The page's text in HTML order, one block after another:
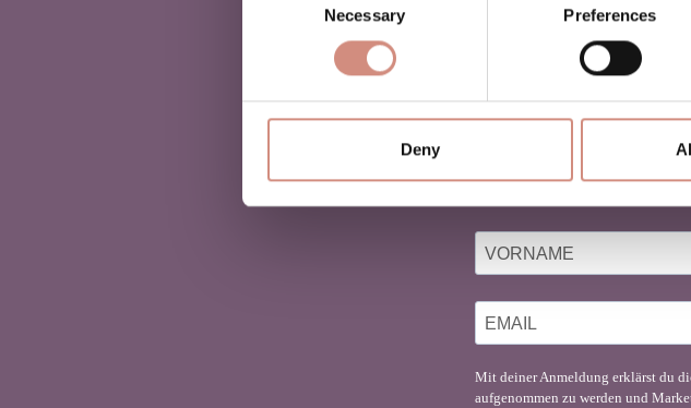
Necessary Preferences
Deny
Mit deiner Anmeldung erklärst du
aufgenommen zu werden und